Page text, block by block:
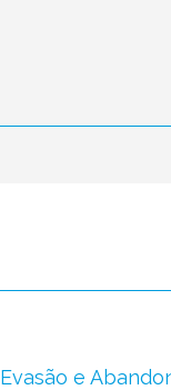
Evasão e